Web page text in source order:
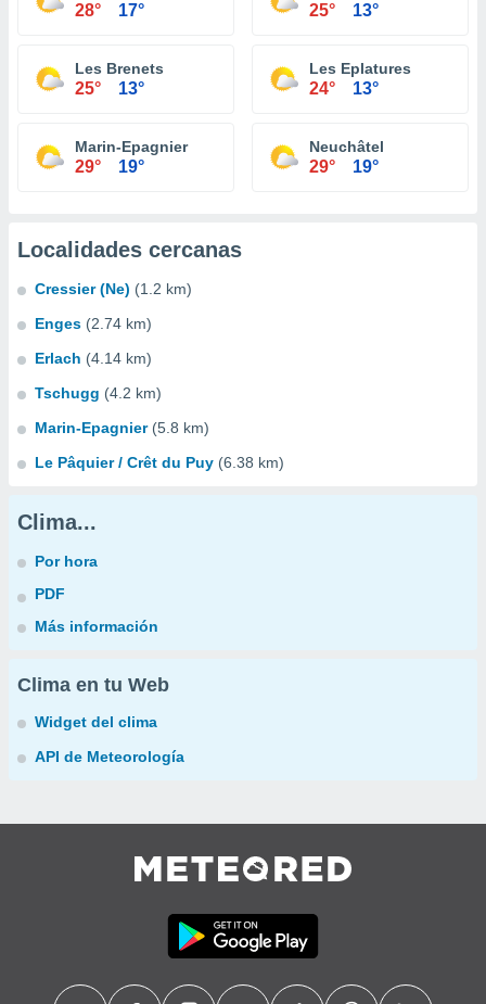
28° 17° 25° 13°
Les Brenets
25° 13°
Les Eplatures
24° 13°
Marin-Epagnier
29° 19°
Neuchâtel
29° 19°
Localidades cercanas
Cressier (Ne) (1.2 km)
Enges (2.74 km)
Erlach (4.14 km)
Tschugg (4.2 km)
Marin-Epagnier (5.8 km)
Le Pâquier / Crêt du Puy (6.38 km)
Clima...
Por hora
PDF
Más información
Clima en tu Web
Widget del clima
API de Meteorología